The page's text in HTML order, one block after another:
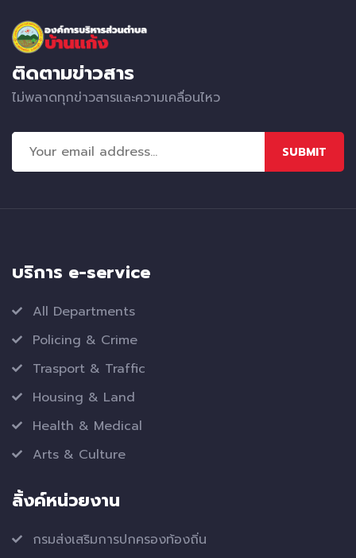
ติดตามข่าวสาร
ไม่พลาดทุกข่าวสารและความเคลื่อนไหว
SUBMIT
บริการ e-service
All Departments
Policing & Crime
Trasport & Traffic
Housing & Land
Health & Medical
Arts & Culture
ลิ้งค์หน่วยงาน
กรมส่งเสริมการปกครองท้องถิ่น